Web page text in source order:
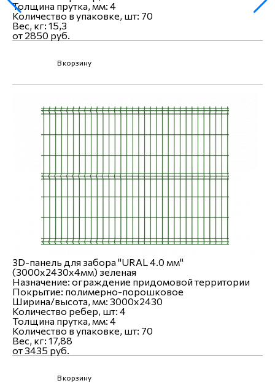
Толщина прутка, мм: 4
Количество в упаковке, шт: 70
Вес, кг: 15,3
от 2850 руб.
В корзину
3D-панель для забора "URAL 4.0 мм"
(3000х2430x4мм) зеленая
Назначение: ограждение придомовой территории
Покрытие: полимерно-порошковое
Ширина/высота, мм: 3000х2430
Количество ребер, шт: 4
Толщина прутка, мм: 4
Количество в упаковке, шт: 70
Вес, кг: 17,88
от 3435 руб.
В корзину